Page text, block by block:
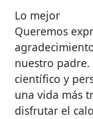
Lo mejor
Queremos
nuestro
científico y
una vida más
disfrutar el